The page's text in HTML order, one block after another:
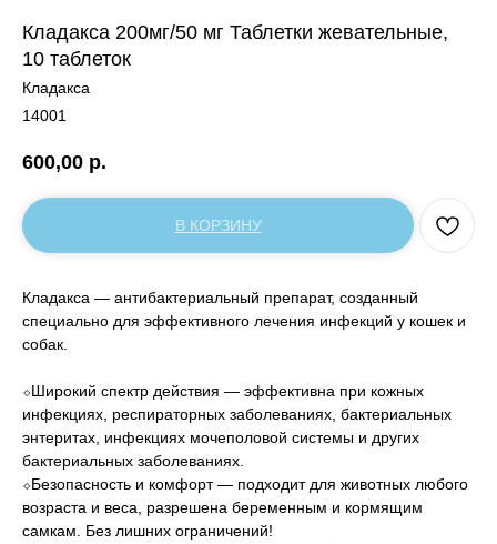
Кладакса 200мг/50 мг Таблетки жевательные,
10 таблеток
Кладакса
14001
600,00 р.
В КОРЗИНУ
Кладакса — антибактериальный препарат, созданный
специально для эффективного лечения инфекций у кошек и
собак.
⬦Широкий спектр действия — эффективна при кожных
инфекциях, респираторных заболеваниях, бактериальных
энтеритах, инфекциях мочеполовой системы и других
бактериальных заболеваниях.
⬦Безопасность и комфорт — подходит для животных любого
возраста и веса, разрешена беременным и кормящим
самкам. Без лишних ограничений!